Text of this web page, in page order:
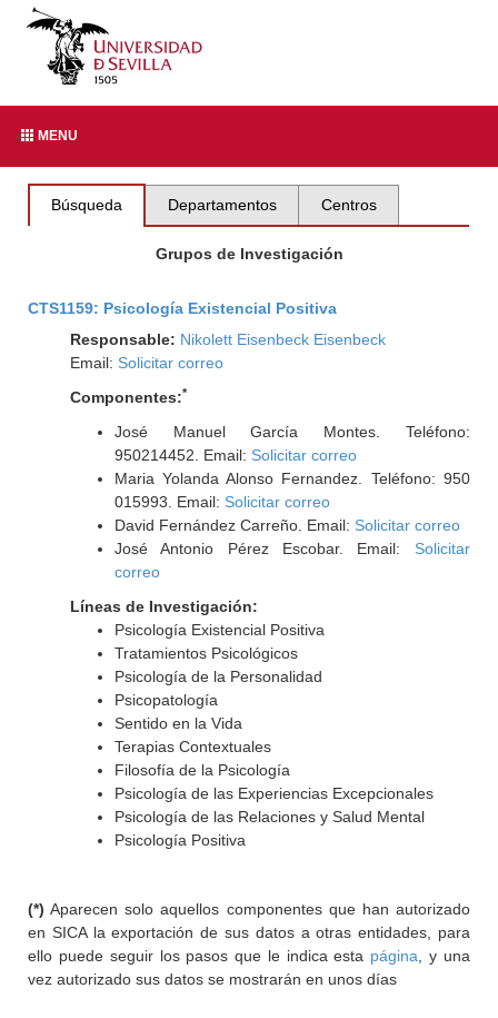
MENU
Búsqueda Departamentos Centros
Grupos de Investigación
CTS1159: Psicología Existencial Positiva
Responsable: Nikolett Eisenbeck Eisenbeck
Email: Solicitar correo
Componentes:*
José Manuel García Montes. Teléfono:
950214452. Email: Solicitar correo
Maria Yolanda Alonso Fernandez. Teléfono: 950
015993. Email: Solicitar correo
David Fernández Carreño. Email: Solicitar correo
José Antonio Pérez Escobar. Email: Solicitar
correo
Líneas de Investigación:
Psicología Existencial Positiva
Tratamientos Psicológicos
Psicología de la Personalidad
Psicopatología
Sentido en la Vida
Terapias Contextuales
Filosofía de la Psicología
Psicología de las Experiencias Excepcionales
Psicología de las Relaciones y Salud Mental
Psicología Positiva
(*) Aparecen solo aquellos componentes que han autorizado
en SICA la exportación de sus datos a otras entidades, para
ello puede seguir los pasos que le indica esta página , y una
vez autorizado sus datos se mostrarán en unos días